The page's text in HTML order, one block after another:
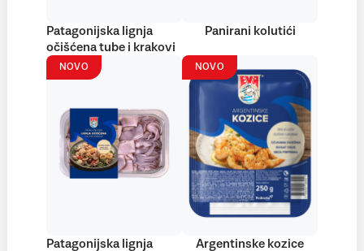
Patagonijska lignja
očišćena tube i krakovi
Panirani kolutići
NOVO
Patagonijska lignja
NOVO
Argentinske kozice